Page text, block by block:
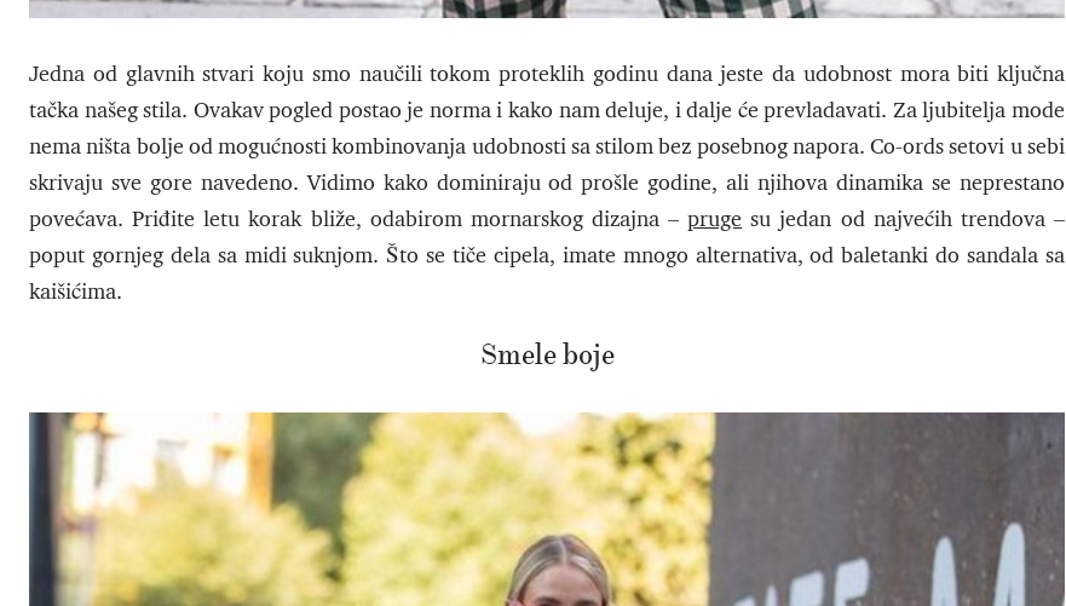
Jedna od glavnih stvari koju smo naučili tokom proteklih godinu dana jeste da udobnost mora biti ključna
tačka našeg stila. Ovakav pogled postao je norma i kako nam deluje, i dalje će prevladavati. Za ljubitelja mode
nema ništa bolje od mogućnosti kombinovanja udobnosti sa stilom bez posebnog napora. Co-ords setovi u sebi
skrivaju sve gore navedeno. Vidimo kako dominiraju od prošle godine, ali njihova dinamika se neprestano
povećava. Priđite letu korak bliže, odabirom mornarskog dizajna –pruge su jedan od najvećih trendova –
poput gornjeg dela sa midi suknjom. Što se tiče cipela, imate mnogo alternativa, od baletanki do sandala sa
kaišićima.
Smele boje